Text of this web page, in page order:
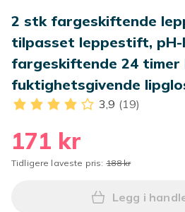
2 stk fargeskiftende
tilpasset leppestift,
fargeskiftende 24 timer
fuktighetsgivende
3,9 (19)
171 kr
Tidligere laveste pris: 188 kr
Legg i